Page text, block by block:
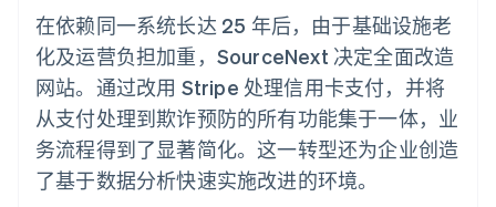
更多
Product roadmap
了解未来规划
Radar
欺诈防范
按行业
AI 企业
创作者经济
游戏
酒店、旅游与休闲
保险
媒体与娱乐
非营利组织
资源
应用集成
代码示例
开发者博客
API 状态
Stripe Press
联系
联系销售
成为合作伙伴
在依赖同一系统长达 25 年后，由于基础设施老
化及运营负担加重，SourceNext 决定全面改造
网站。通过改用 Stripe 处理信用卡支付，并将
从支付处理到欺诈预防的所有功能集于一体，业
务流程得到了显著简化。这一转型还为企业创造
了基于数据分析快速实施改进的环境。